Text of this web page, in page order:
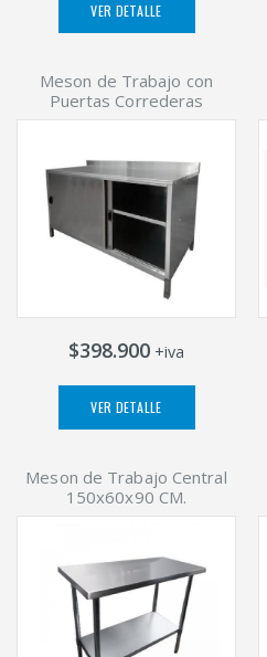
VER DETALLE
Meson de Trabajo con
Puertas Correderas
$398.900 +iva
VER DETALLE
Meson de Trabajo Central
150x60x90 CM.